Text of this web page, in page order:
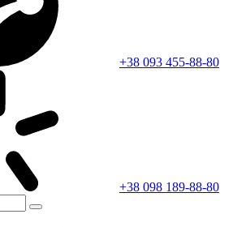
+38 093 455-88-80
+38 098 189-88-80